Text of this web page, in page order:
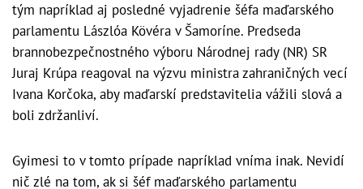
tým napríklad aj posledné vyjadrenie šéfa maďarského
parlamentu Lászlóa Kövéra v Šamoríne. Predseda
brannobezpečnostného výboru Národnej rady (NR) SR
Juraj Krúpa reagoval na výzvu ministra zahraničných vecí
Ivana Korčoka, aby maďarskí predstavitelia vážili slová a
boli zdržanliví.
Gyimesi to v tomto prípade napríklad vníma inak. Nevidí
nič zlé na tom, ak si šéf maďarského parlamentu